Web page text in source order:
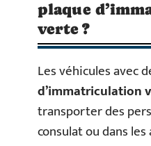
plaque
verte ?
Les véhicules avec
d’immatriculation
transporter des
consulat ou dans les